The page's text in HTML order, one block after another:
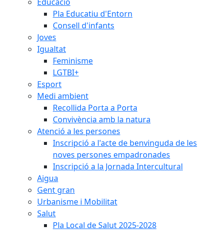
Pla Educatiu d'Entorn
Consell d'infants
Joves
Igualtat
Feminisme
LGTBI+
Esport
Medi ambient
Recollida Porta a Porta
Convivència amb la natura
Atenció a les persones
Inscripció a l'acte de benvinguda de les
noves persones empadronades
Inscripció a la Jornada Intercultural
Aigua
Gent gran
Urbanisme i Mobilitat
Salut
Pla Local de Salut 2025-2028